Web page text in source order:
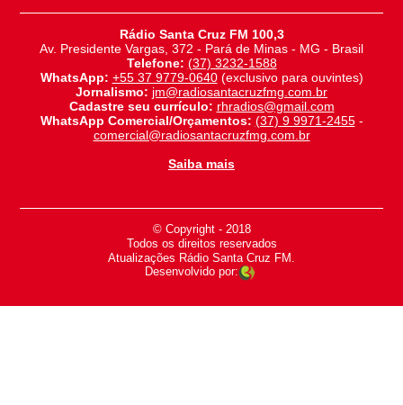
Rádio Santa Cruz FM 100,3
Av. Presidente Vargas, 372 - Pará de Minas - MG - Brasil
Telefone: (37) 3232-1588
WhatsApp: +55 37 9779-0640(exclusivo para ouvintes)
Jornalismo: jm@radiosantacruzfmg.com.br
Cadastre seu currículo: rhradios@gmail.com
WhatsApp Comercial/Orçamentos: (37) 9 9971-2455-
comercial@radiosantacruzfmg.com.br
Saiba mais
© Copyright - 2018
-
Todos os direitos reservados
-
Atualizações Rádio Santa Cruz FM.
Desenvolvido por: